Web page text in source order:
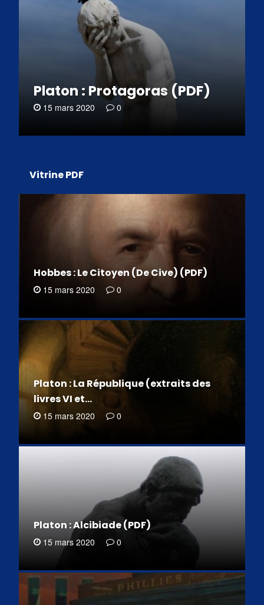
Platon : Protagoras (PDF)
15 mars 2020 0
Vitrine PDF
Hobbes : Le Citoyen (De Cive) (PDF)
15 mars 2020 0
Platon : La République (extraits des
livres VI et…
15 mars 2020 0
Platon : Alcibiade (PDF)
15 mars 2020 0